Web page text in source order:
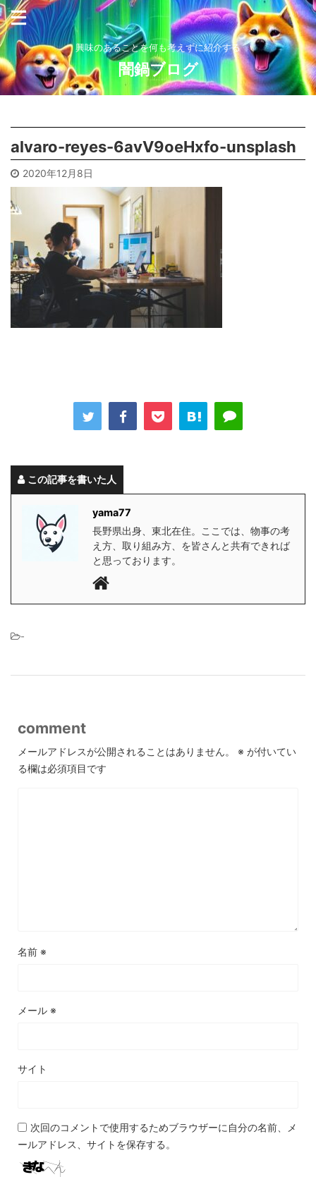
興味のあることを何も考えずに紹介する
闇鍋ブログ
alvaro-reyes-6avV9oeHxfo-unsplash
2020年12月8日
この記事を書いた人
yama77
長野県出身、東北在住。ここでは、物事の考
え方、取り組み方、を皆さんと共有できれば
と思っております。
-
comment
メールアドレスが公開されることはありません。 ※ が付いてい
る欄は必須項目です
名前 ※
メール ※
サイト
次回のコメントで使用するためブラウザーに自分の名前、メ
ールアドレス、サイトを保存する。